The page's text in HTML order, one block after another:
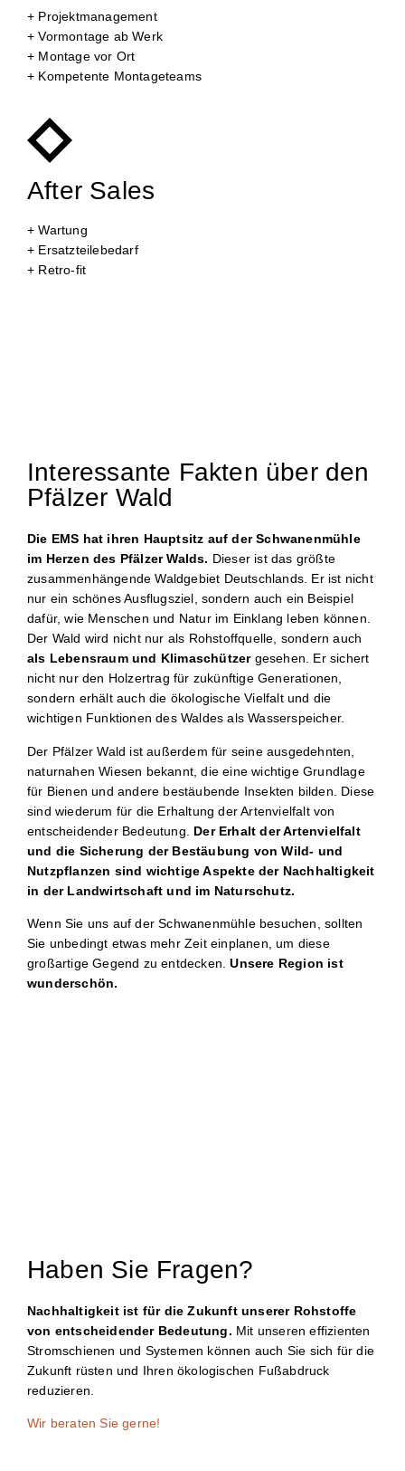
+ Projektmanagement
+ Vormontage ab Werk
+ Montage vor Ort
+ Kompetente Montageteams
After Sales
+ Wartung
+ Ersatzteilebedarf
+ Retro-fit
Interessante Fakten über den
Pfälzer Wald
Die EMS hat ihren Hauptsitz auf der Schwanenmühle
im Herzen des Pfälzer Walds. Dieser ist das größte
zusammenhängende Waldgebiet Deutschlands. Er ist nicht
nur ein schönes Ausflugsziel, sondern auch ein Beispiel
dafür, wie Menschen und Natur im Einklang leben können.
Der Wald wird nicht nur als Rohstoffquelle, sondern auch
als Lebensraum und Klimaschützergesehen. Er sichert
nicht nur den Holzertrag für zukünftige Generationen,
sondern erhält auch die ökologische Vielfalt und die
wichtigen Funktionen des Waldes als Wasserspeicher.
Der Pfälzer Wald ist außerdem für seine ausgedehnten,
naturnahen Wiesen bekannt, die eine wichtige Grundlage
für Bienen und andere bestäubende Insekten bilden. Diese
sind wiederum für die Erhaltung der Artenvielfalt von
entscheidender Bedeutung. Der Erhalt der Artenvielfalt
und die Sicherung der Bestäubung von Wild- und
Nutzpflanzen sind wichtige Aspekte der Nachhaltigkeit
in der Landwirtschaft und im Naturschutz.
Wenn Sie uns auf der Schwanenmühle besuchen, sollten
Sie unbedingt etwas mehr Zeit einplanen, um diese
großartige Gegend zu entdecken.Unsere Region ist
wunderschön.
Haben Sie Fragen?
Nachhaltigkeit ist für die Zukunft unserer Rohstoffe
von entscheidender Bedeutung. Mit unseren effizienten
Stromschienen und Systemen können auch Sie sich für die
Zukunft rüsten und Ihren ökologischen Fußabdruck
reduzieren.
Wir beraten Sie gerne!